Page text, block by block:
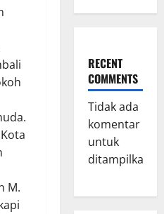
M.
RECENT
COMMENTS
Tidak ada
komentar
untuk
ditampilkan.